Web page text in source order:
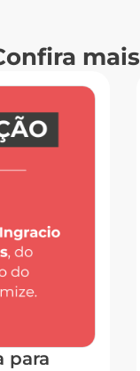
para